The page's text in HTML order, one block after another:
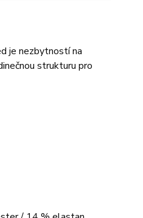
je nezbytností na
strukturu pro